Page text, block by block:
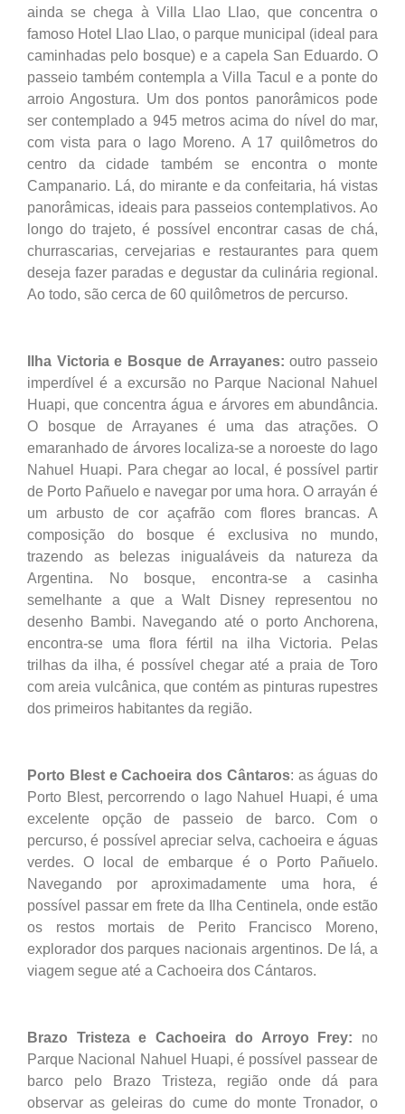
ainda se chega à Villa Llao Llao, que concentra o
famoso Hotel Llao Llao, o parque municipal (ideal para
caminhadas pelo bosque) e a capela San Eduardo. O
passeio também contempla a Villa Tacul e a ponte do
arroio Angostura. Um dos pontos panorâmicos pode
ser contemplado a 945 metros acima do nível do mar,
com vista para o lago Moreno. A 17 quilômetros do
centro da cidade também se encontra o monte
Campanario. Lá, do mirante e da confeitaria, há vistas
panorâmicas, ideais para passeios contemplativos. Ao
longo do trajeto, é possível encontrar casas de chá,
churrascarias, cervejarias e restaurantes para quem
deseja fazer paradas e degustar da culinária regional.
Ao todo, são cerca de 60 quilômetros de percurso.
Ilha Victoria e Bosque de Arrayanes: outro passeio
imperdível é a excursão no Parque Nacional Nahuel
Huapi, que concentra água e árvores em abundância.
O bosque de Arrayanes é uma das atrações. O
emaranhado de árvores localiza-se a noroeste do lago
Nahuel Huapi. Para chegar ao local, é possível partir
de Porto Pañuelo e navegar por uma hora. O arrayán é
um arbusto de cor açafrão com flores brancas. A
composição do bosque é exclusiva no mundo,
trazendo as belezas inigualáveis da natureza da
Argentina. No bosque, encontra-se a casinha
semelhante a que a Walt Disney representou no
desenho Bambi. Navegando até o porto Anchorena,
encontra-se uma flora fértil na ilha Victoria. Pelas
trilhas da ilha, é possível chegar até a praia de Toro
com areia vulcânica, que contém as pinturas rupestres
dos primeiros habitantes da região.
Porto Blest e Cachoeira dos Cântaros: as águas do
Porto Blest, percorrendo o lago Nahuel Huapi, é uma
excelente opção de passeio de barco. Com o
percurso, é possível apreciar selva, cachoeira e águas
verdes. O local de embarque é o Porto Pañuelo.
Navegando por aproximadamente uma hora, é
possível passar em frete da Ilha Centinela, onde estão
os restos mortais de Perito Francisco Moreno,
explorador dos parques nacionais argentinos. De lá, a
viagem segue até a Cachoeira dos Cántaros.
Brazo Tristeza e Cachoeira do Arroyo Frey: no
Parque Nacional Nahuel Huapi, é possível passear de
barco pelo Brazo Tristeza, região onde dá para
observar as geleiras do cume do monte Tronador, o